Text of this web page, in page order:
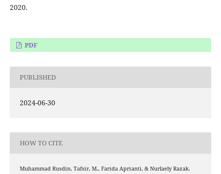
2020.
PDF
PUBLISHED
2024-06-30
HOW TO CITE
Muhammad Rusdin, Tafsir, M., Farida Aprianti, & Nurlaely Razak.